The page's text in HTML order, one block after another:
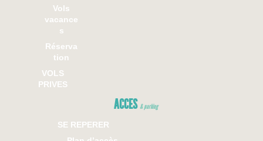
Vols
vacance
s
Réserva
tion
VOLS
PRIVES
ACCES & parking
SE REPERER